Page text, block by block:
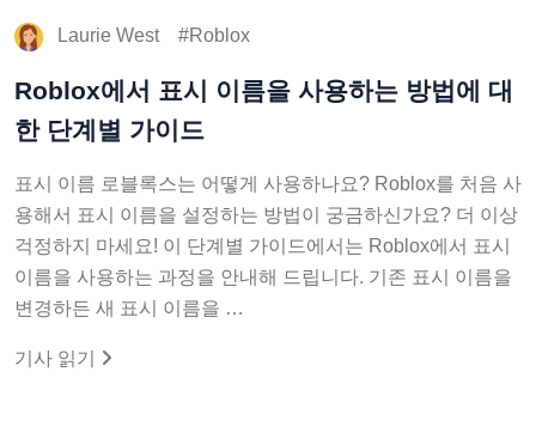
Laurie West Roblox
Roblox에서 표시 이름을 사용하는 방법에 대
한 단계별 가이드
표시 이름 로블록스는 어떻게 사용하나요? Roblox를 처음 사
용해서 표시 이름을 설정하는 방법이 궁금하신가요? 더 이상
걱정하지 마세요! 이 단계별 가이드에서는 Roblox에서 표시
이름을 사용하는 과정을 안내해 드립니다. 기존 표시 이름을
변경하든 새 표시 이름을 …
기사 읽기